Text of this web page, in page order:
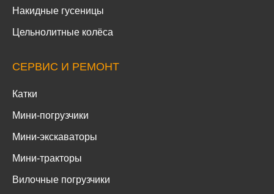
Накидные гусеницы
Цельнолитные колёса
СЕРВИС И РЕМОНТ
Катки
Мини-погрузчики
Мини-экскаваторы
Мини-тракторы
Вилочные погрузчики